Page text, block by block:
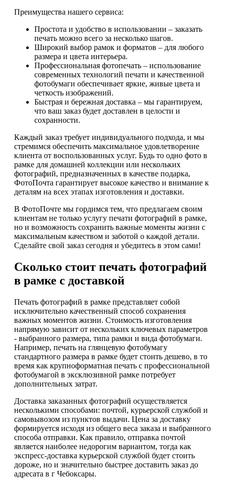
Преимущества нашего сервиса:
Простота и удобство в использовании – заказать
печать можно всего за несколько шагов.
Широкий выбор рамок и форматов – для любого
размера и цвета интерьера.
Профессиональная фотопечать – использование
современных технологий печати и качественной
фотобумаги обеспечивает яркие, живые цвета и
четкость изображений.
Быстрая и бережная доставка – мы гарантируем,
что ваш заказ будет доставлен в целости и
сохранности.
Каждый заказ требует индивидуального подхода, и мы
стремимся обеспечить максимальное удовлетворение
клиента от воспользованных услуг. Будь то одно фото в
рамке для домашней коллекции или нескольких
фотографий, предназначенных в качестве подарка,
ФотоПочта гарантирует высокое качество и внимание к
деталям на всех этапах изготовления и доставки.
В ФотоПочте мы гордимся тем, что предлагаем своим
клиентам не только услугу печати фотографий в рамке,
но и возможность сохранить важные моменты жизни с
максимальным качеством и заботой о каждой детали.
Сделайте свой заказ сегодня и убедитесь в этом сами!
Сколько стоит печать фотографий
в рамке с доставкой
Печать фотографий в рамке представляет собой
исключительно качественный способ сохранения
важных моментов жизни. Стоимость изготовления
напрямую зависит от нескольких ключевых параметров
- выбранного размера, типа рамки и вида фотобумаги.
Например, печать на глянцевую фотобумагу
стандартного размера в рамке будет стоить дешево, в то
время как крупноформатная печать с профессиональной
фотобумагой в эксклюзивной рамке потребует
дополнительных затрат.
Доставка заказанных фотографий осуществляется
несколькими способами: почтой, курьерской службой и
самовывозом из пунктов выдачи. Цена за доставку
формируется исходя из общего веса заказа и выбранного
способа отправки. Как правило, отправка почтой
является наиболее недорогим вариантом, тогда как
экспресс-доставка курьерской службой будет стоить
дороже, но и значительно быстрее доставить заказ до
адресата в г Чебоксары.